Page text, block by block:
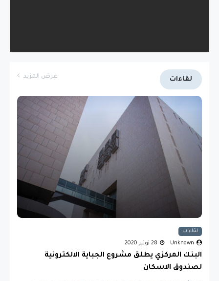
لقاءات عرض المزيد
لقاءات
Unknown 28 نونبر 2020
البنك المركزي يطلق مشروع الجباية الالكترونية
لصندوق الاسكان